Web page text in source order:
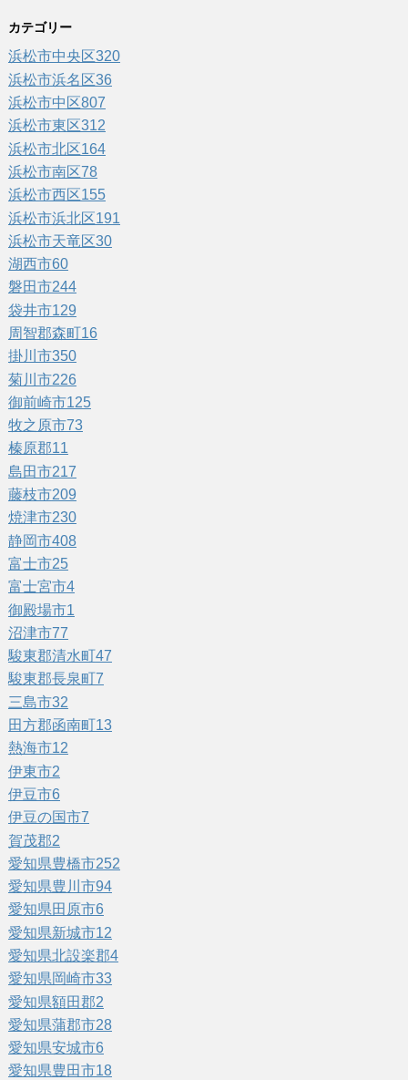
カテゴリー
浜松市中央区320
浜松市浜名区36
浜松市中区807
浜松市東区312
浜松市北区164
浜松市南区78
浜松市西区155
浜松市浜北区191
浜松市天竜区30
湖西市60
磐田市244
袋井市129
周智郡森町16
掛川市350
菊川市226
御前崎市125
牧之原市73
榛原郡11
島田市217
藤枝市209
焼津市230
静岡市408
富士市25
富士宮市4
御殿場市1
沼津市77
駿東郡清水町47
駿東郡長泉町7
三島市32
田方郡函南町13
熱海市12
伊東市2
伊豆市6
伊豆の国市7
賀茂郡2
愛知県豊橋市252
愛知県豊川市94
愛知県田原市6
愛知県新城市12
愛知県北設楽郡4
愛知県岡崎市33
愛知県額田郡2
愛知県蒲郡市28
愛知県安城市6
愛知県豊田市18